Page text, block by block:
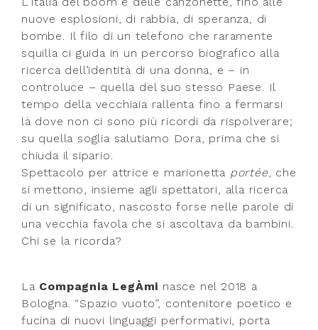
nuove esplosioni, di rabbia, di speranza, di
bombe. Il filo di un telefono che raramente
squilla ci guida in un percorso biografico alla
ricerca dell’identità di una donna, e – in
controluce – quella del suo stesso Paese. Il
tempo della vecchiaia rallenta fino a fermarsi
là dove non ci sono più ricordi da rispolverare;
su quella soglia salutiamo Dora, prima che si
chiuda il sipario.
Spettacolo per attrice e marionetta portée, che
si mettono, insieme agli spettatori, alla ricerca
di un significato, nascosto forse nelle parole di
una vecchia favola che si ascoltava da bambini.
Chi se la ricorda?
La Compagnia LegÀmi nasce nel 2018 a
Bologna. “Spazio vuoto”, contenitore poetico e
fucina di nuovi linguaggi performativi, porta